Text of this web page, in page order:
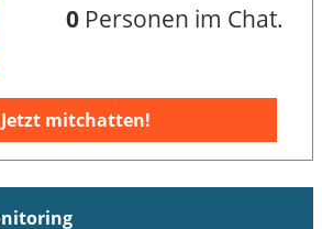
0Personen im Chat.
Jetzt mitchatten!